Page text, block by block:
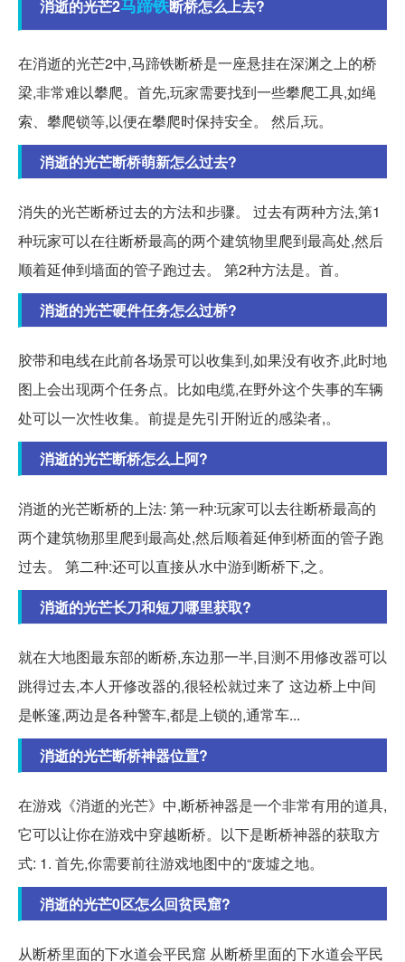
消逝的光芒2马蹄铁断桥怎么上去?
在消逝的光芒2中,马蹄铁断桥是一座悬挂在深渊之上的桥
梁,非常难以攀爬。首先,玩家需要找到一些攀爬工具,如绳
索、攀爬锁等,以便在攀爬时保持安全。 然后,玩。
消逝的光芒断桥萌新怎么过去?
消失的光芒断桥过去的方法和步骤。 过去有两种方法,第1
种玩家可以在往断桥最高的两个建筑物里爬到最高处,然后
顺着延伸到墙面的管子跑过去。 第2种方法是。首。
消逝的光芒硬件任务怎么过桥?
胶带和电线在此前各场景可以收集到,如果没有收齐,此时地
图上会出现两个任务点。比如电缆,在野外这个失事的车辆
处可以一次性收集。前提是先引开附近的感染者,。
消逝的光芒断桥怎么上阿?
消逝的光芒断桥的上法: 第一种:玩家可以去往断桥最高的
两个建筑物那里爬到最高处,然后顺着延伸到桥面的管子跑
过去。 第二种:还可以直接从水中游到断桥下,之。
消逝的光芒长刀和短刀哪里获取?
就在大地图最东部的断桥,东边那一半,目测不用修改器可以
跳得过去,本人开修改器的,很轻松就过来了 这边桥上中间
是帐篷,两边是各种警车,都是上锁的,通常车...
消逝的光芒断桥神器位置?
在游戏《消逝的光芒》中,断桥神器是一个非常有用的道具,
它可以让你在游戏中穿越断桥。以下是断桥神器的获取方
式: 1. 首先,你需要前往游戏地图中的“废墟之地。
消逝的光芒0区怎么回贫民窟?
从断桥里面的下水道会平民窟 从断桥里面的下水道会平民